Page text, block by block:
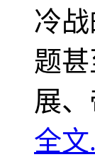
冷
题
展
全文